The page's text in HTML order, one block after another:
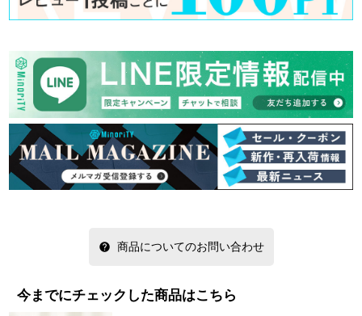
商品についてのお問い合わせ
今までにチェックした商品はこちら